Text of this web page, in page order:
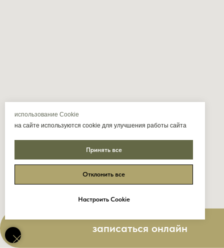
записаться онлайн
использование Cookie
на сайте используются cookie для улучшения работы сайта
Принять все
Отклонить все
Настроить Cookie